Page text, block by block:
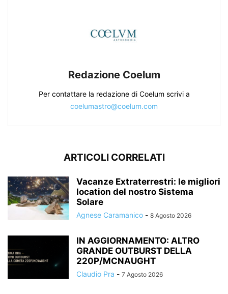
Redazione Coelum
Per contattare la redazione di Coelum scrivi a
coelumastro@coelum.com
ARTICOLI CORRELATI
Vacanze Extraterrestri: le migliori
location del nostro Sistema
Solare
Agnese Caramanico - 8 Agosto 2026
IN AGGIORNAMENTO: ALTRO
GRANDE OUTBURST DELLA
220P/MCNAUGHT
Claudio Pra - 7 Agosto 2026